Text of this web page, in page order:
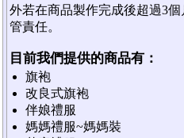
外若在商品製作完成後超過3
管責任。
目前我們提供的商品有：
旗袍
改良式旗袍
伴娘禮服
媽媽禮服~媽媽裝